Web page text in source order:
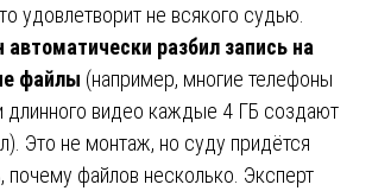
удовлетворит не всякого судью.
разбил запись на
файлы (например, многие телефоны
длинного видео каждые 4 ГБ создают
Это не монтаж, но суду придётся
почему файлов несколько. Эксперт